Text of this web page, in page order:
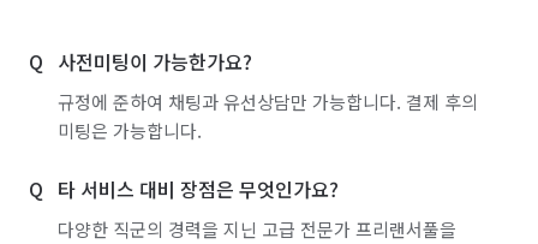
사전미팅이 가능한가요?
규정에 준하여 채팅과 유선상담만 가능합니다. 결제 후의
미팅은 가능합니다.
타 서비스 대비 장점은 무엇인가요?
다양한 직군의 경력을 지닌 고급 전문가 프리랜서풀을